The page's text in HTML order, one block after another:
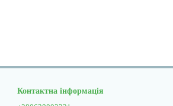
Контактна інформація